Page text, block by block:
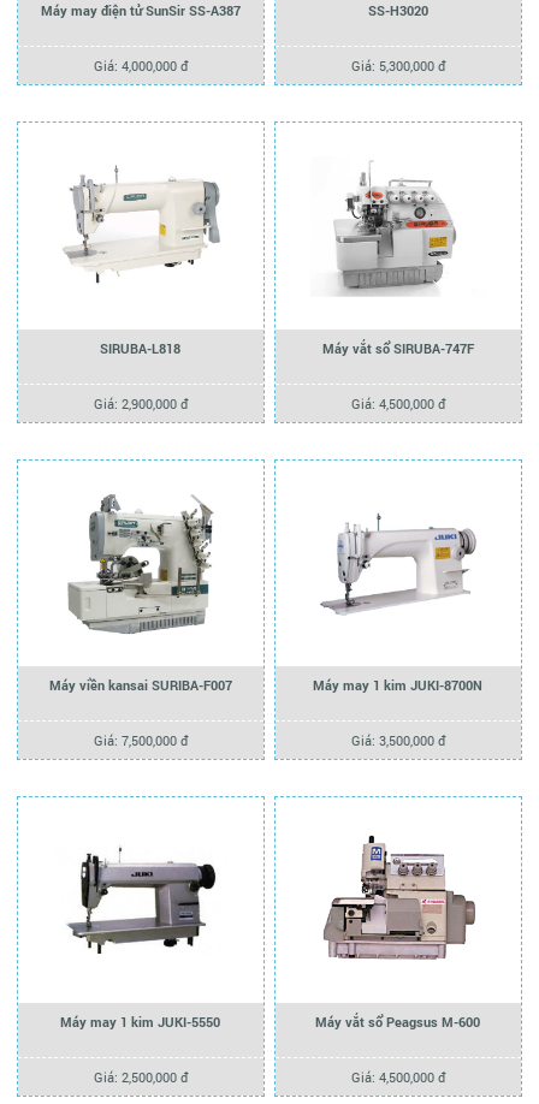
Máy may điện tử SunSir SS-A387
Giá: 4,000,000 đ
SS-H3020
Giá: 5,300,000 đ
SIRUBA-L818
Giá: 2,900,000 đ
Máy vắt sổ SIRUBA-747F
Giá: 4,500,000 đ
Máy viền kansai SURIBA-F007
Giá: 7,500,000 đ
Máy may 1 kim JUKI-8700N
Giá: 3,500,000 đ
Máy may 1 kim JUKI-5550
Giá: 2,500,000 đ
Máy vắt sổ Peagsus M-600
Giá: 4,500,000 đ